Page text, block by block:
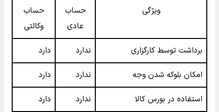
ویژگی
حساب
عادی
حساب
وکالتی
برداشت توسط کارگزاری ندارد دارد
امکان بلوکه شدن وجه ندارد دارد
استفاده در بورس کالا ندارد دارد